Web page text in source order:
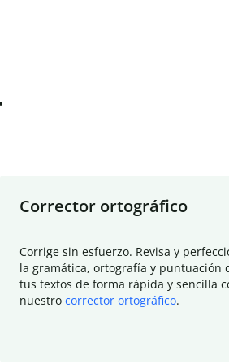
Corrector ortográfico
Corrige sin esfuerzo. Revisa y
la gramática, ortografía y puntuación
tus textos de forma rápida y sencilla
nuestro corrector ortográfico.